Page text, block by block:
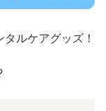
ルケアグッズ！